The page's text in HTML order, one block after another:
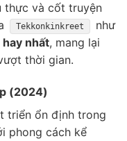
thực và cốt truyện
Tekkonkinkreet
như
nhất, mang lại
thời gian.
(2024)
triển ổn định trong
phong cách kể